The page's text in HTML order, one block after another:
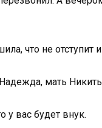
что не отступит
мать
у вас будет внук.